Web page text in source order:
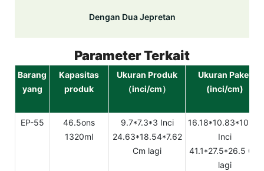
Dengan Dua Jepretan
Parameter Terkait
Barang
yang
Kapasitas
produk
Ukuran Produk
（inci/cm）
Ukuran Paket
(inci/cm)
EP-55
46.5ons
1320ml
9.7*7.3*3 Inci
24.63*18.54*7.62
Cm lagi
16.18*10.83*10.43
Inci
41.1*27.5*26.5 Cm
lagi